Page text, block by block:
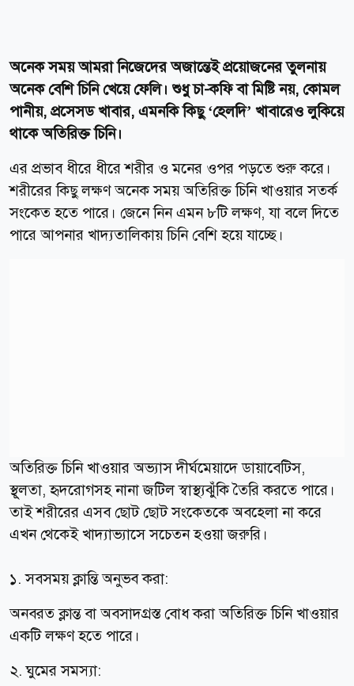
অনেক সময় আমরা নিজেদের অজান্তেই প্রয়োজনের তুলনায়
অনেক বেশি চিনি খেয়ে ফেলি। শুধু চা-কফি বা মিষ্টি নয়, কোমল
পানীয়, প্রসেসড খাবার, এমনকি কিছু ‘হেলদি’ খাবারেও লুকিয়ে
থাকে অতিরিক্ত চিনি।
এর প্রভাব ধীরে ধীরে শরীর ও মনের ওপর পড়তে শুরু করে।
শরীরের কিছু লক্ষণ অনেক সময় অতিরিক্ত চিনি খাওয়ার সতর্ক
সংকেত হতে পারে। জেনে নিন এমন ৮টি লক্ষণ, যা বলে দিতে
পারে আপনার খাদ্যতালিকায় চিনি বেশি হয়ে যাচ্ছে।
অতিরিক্ত চিনি খাওয়ার অভ্যাস দীর্ঘমেয়াদে ডায়াবেটিস,
স্থূলতা, হৃদরোগসহ নানা জটিল স্বাস্থ্যঝুঁকি তৈরি করতে পারে।
তাই শরীরের এসব ছোট ছোট সংকেতকে অবহেলা না করে
এখন থেকেই খাদ্যাভ্যাসে সচেতন হওয়া জরুরি।
১. সবসময় ক্লান্তি অনুভব করা:
অনবরত ক্লান্ত বা অবসাদগ্রস্ত বোধ করা অতিরিক্ত চিনি খাওয়ার
একটি লক্ষণ হতে পারে।
২. ঘুমের সমস্যা: